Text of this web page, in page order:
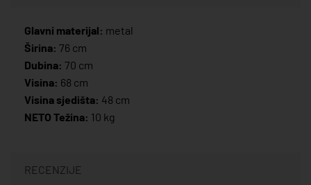
Glavni materijal: metal
Širina: 76 cm
Dubina: 70 cm
Visina: 68 cm
Visina sjedišta: 48 cm
NETO Težina: 10 kg
RECENZIJE